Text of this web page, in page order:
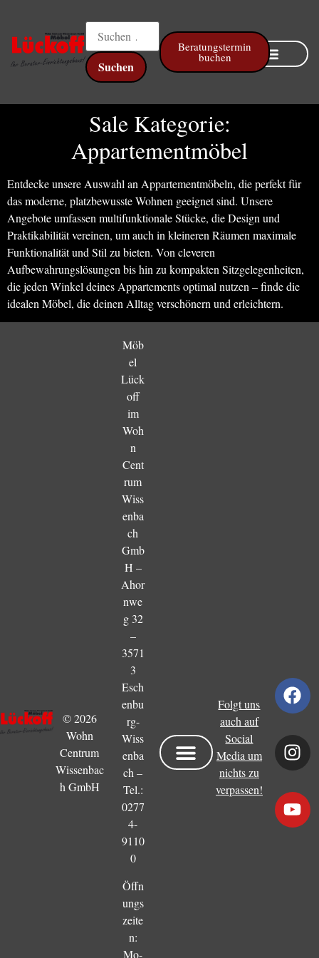
Beratungstermin
buchen
Sale Kategorie:
Appartementmöbel
Entdecke unsere Auswahl an Appartementmöbeln, die perfekt für
das moderne, platzbewusste Wohnen geeignet sind. Unsere
Angebote umfassen multifunktionale Stücke, die Design und
Praktikabilität vereinen, um auch in kleineren Räumen maximale
Funktionalität und Stil zu bieten. Von cleveren
Aufbewahrungslösungen bis hin zu kompakten Sitzgelegenheiten,
die jeden Winkel deines Appartements optimal nutzen – finde die
idealen Möbel, die deinen Alltag verschönern und erleichtern.
© 2026
Wohn
Centrum
Wissenbac
h GmbH
Möb
el
Lück
off
im
Woh
n
Cent
rum
Wiss
enba
ch
Gmb
H –
Ahor
nwe
g 32
–
3571
3
Esch
enbu
rg-
Wiss
enba
ch –
Tel.:
0277
4-
9110
0
Öffn
ungs
zeite
n:
Mo-
Folgt uns
auch auf
Social
Media um
nichts zu
verpassen!